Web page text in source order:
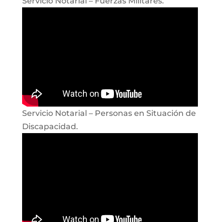
Servicio Notarial – Personas en Situación de
Discapacidad.